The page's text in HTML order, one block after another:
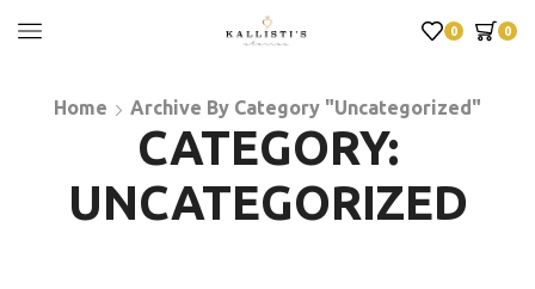
0 0
Home Archive By Category "Uncategorized"
CATEGORY:
UNCATEGORIZED